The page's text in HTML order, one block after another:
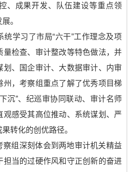
、成果开发、队伍建设等重点领
。
统学习了市局“六干”工作理念及项
量检查、审计整改等特色做法，并
划、国企审计、大数据审计、内审
州，考察组重点了解了优秀项目梯
沉”、纪巡审协同联动、审计名师
观感受其高位推动、系统谋划、严
转化的创优路径。
察组深刻体会到两地审计机关精益
担当的过硬作风和守正创新的奋进